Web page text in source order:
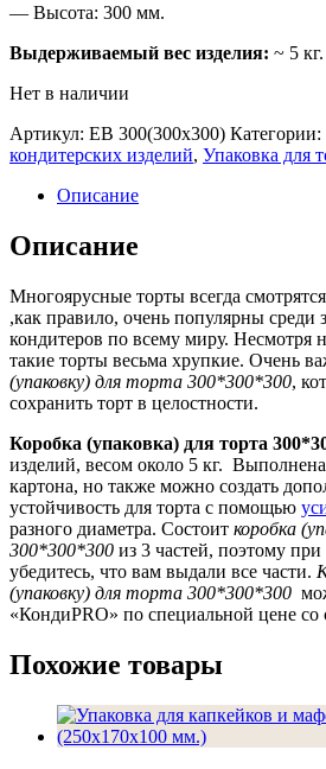
— Высота: 300 мм.
Выдерживаемый вес изделия: ~ 5 кг.
Нет в наличии
Артикул: EB 300(300x300) Категории:
кондитерских изделий, Упаковка для
Описание
Описание
Многоярусные торты всегда
,как правило, очень популярны среди
кондитеров по всему миру. Несмотря
такие торты весьма хрупкие. Очень
(упаковку) для торта 300*300*300,
сохранить торт в целостности.
Коробка (упаковка) для торта
изделий, весом около 5 кг.
картона, но также можно создать
устойчивость для торта с помощью
разного диаметра. Состоит коробка
300*300*300 из 3 частей, поэтому при
убедитесь, что вам выдали все части.
(упаковку) для торта 300*300*300
«КондиPRO» по специальной цене со
Похожие товары